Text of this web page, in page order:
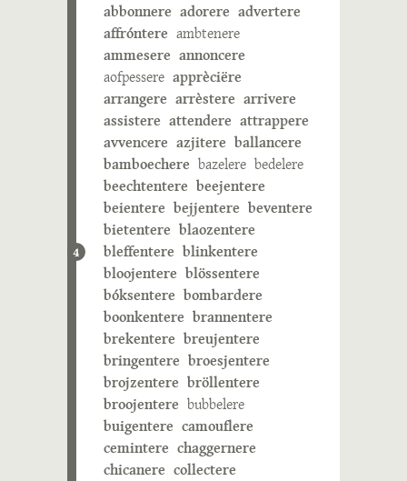
4
abbonnere adorere advertere
affróntere ambtenere
ammesere annoncere
aofpessere apprèciëre
arrangere arrèstere arrivere
assistere attendere attrappere
avvencere azjitere ballancere
bamboechere bazelere bedelere
beechtentere beejentere
beientere bejjentere beventere
bietentere blaozentere
bleffentere blinkentere
bloojentere blössentere
bóksentere bombardere
boonkentere brannentere
brekentere breujentere
bringentere broesjentere
brojzentere bröllentere
broojentere bubbelere
buigentere camouflere
cemintere chaggernere
chicanere collectere